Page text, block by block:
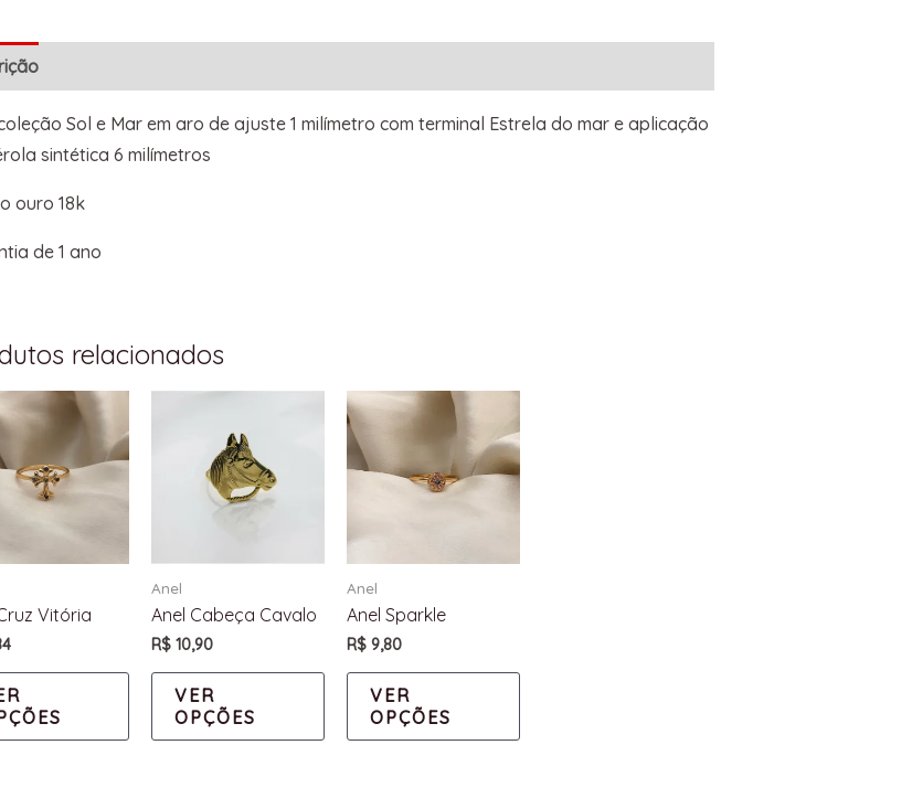
Sol e Mar em aro de ajuste 1 milímetro com terminal Estrela do mar e aplicação
sintética 6 milímetros
ouro 18k
de 1 ano
relacionados
Vitória
Anel
Anel Cabeça Cavalo
R$ 10,90
VER
OPÇÕES
Anel
Anel Sparkle
R$ 9,80
VER
OPÇÕES